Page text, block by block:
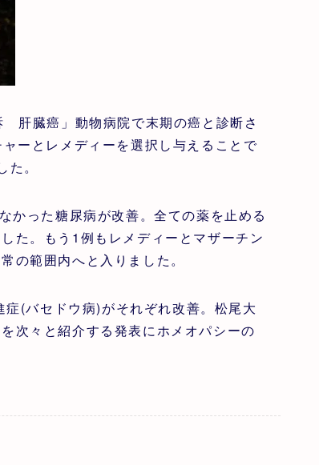
臓癌」動物病院で末期の癌と診断さ
ーとレメディーを選択し与えることで
。
かった糖尿病が改善。全ての薬を止める
た。もう1例もレメディーとマザーチン
の範囲内へと入りました。
(バセドウ病)がそれぞれ改善。松尾大
次々と紹介する発表にホメオパシーの